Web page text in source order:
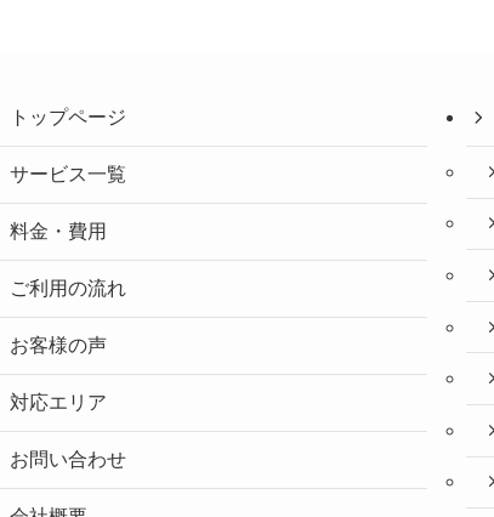
トップページ
サービス一覧
料金・費用
ご利用の流れ
お客様の声
対応エリア
お問い合わせ